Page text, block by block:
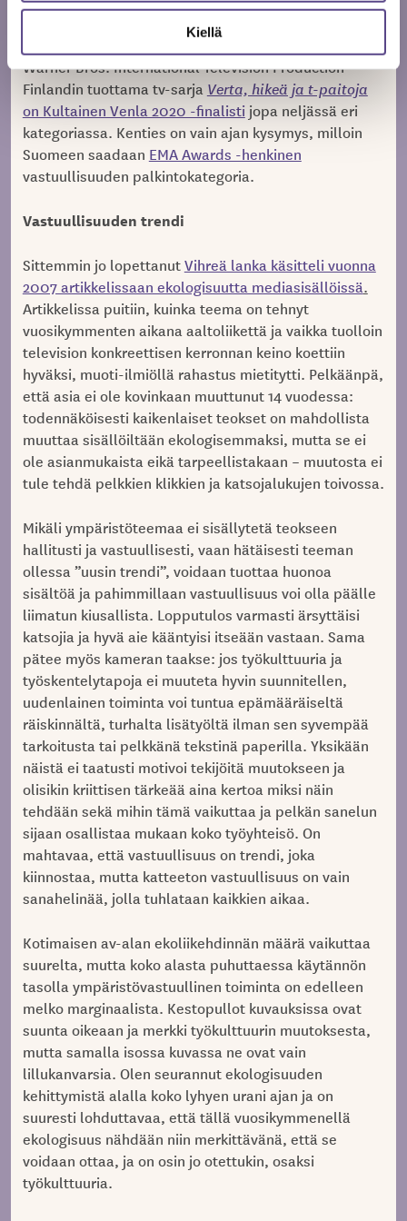
Kiellä
-palkinnon DocPoint IMPACT:lle
vaikuttavuustoiminnan vakiinnuttamisesta Suomeen ja
Warner Bros. International Television Production
Finlandin tuottama tv-sarja Verta, hikeä ja t-paitoja
on Kultainen Venla 2020 -finalisti jopa neljässä eri
kategoriassa. Kenties on vain ajan kysymys, milloin
Suomeen saadaan EMA Awards -henkinen
vastuullisuuden palkintokategoria.
Vastuullisuuden trendi
Sittemmin jo lopettanutVihreä lanka käsitteli vuonna
2007 artikkelissaan ekologisuutta mediasisällöissä.
Artikkelissa puitiin, kuinka teema on tehnyt
vuosikymmenten aikana aaltoliikettä ja vaikka tuolloin
television konkreettisen kerronnan keino koettiin
hyväksi, muoti-ilmiöllä rahastus mietitytti. Pelkäänpä,
että asia ei ole kovinkaan muuttunut 14 vuodessa:
todennäköisesti kaikenlaiset teokset on mahdollista
muuttaa sisällöiltään ekologisemmaksi, mutta se ei
ole asianmukaista eikä tarpeellistakaan – muutosta ei
tule tehdä pelkkien klikkien ja katsojalukujen toivossa.
Mikäli ympäristöteemaa ei sisällytetä teokseen
hallitusti ja vastuullisesti, vaan hätäisesti teeman
ollessa ”uusin trendi”, voidaan tuottaa huonoa
sisältöä ja pahimmillaan vastuullisuus voi olla päälle
liimatun kiusallista. Lopputulos varmasti ärsyttäisi
katsojia ja hyvä aie kääntyisi itseään vastaan. Sama
pätee myös kameran taakse: jos työkulttuuria ja
työskentelytapoja ei muuteta hyvin suunnitellen,
uudenlainen toiminta voi tuntua epämääräiseltä
räiskinnältä, turhalta lisätyöltä ilman sen syvempää
tarkoitusta tai pelkkänä tekstinä paperilla. Yksikään
näistä ei taatusti motivoi tekijöitä muutokseen ja
olisikin kriittisen tärkeää aina kertoa miksi näin
tehdään sekä mihin tämä vaikuttaa ja pelkän sanelun
sijaan osallistaa mukaan koko työyhteisö. On
mahtavaa, että vastuullisuus on trendi, joka
kiinnostaa, mutta katteeton vastuullisuus on vain
sanahelinää, jolla tuhlataan kaikkien aikaa.
Kotimaisen av-alan ekoliikehdinnän määrä vaikuttaa
suurelta, mutta koko alasta puhuttaessa käytännön
tasolla ympäristövastuullinen toiminta on edelleen
melko marginaalista. Kestopullot kuvauksissa ovat
suunta oikeaan ja merkki työkulttuurin muutoksesta,
mutta samalla isossa kuvassa ne ovat vain
lillukanvarsia. Olen seurannut ekologisuuden
kehittymistä alalla koko lyhyen urani ajan ja on
suuresti lohduttavaa, että tällä vuosikymmenellä
ekologisuus nähdään niin merkittävänä, että se
voidaan ottaa, ja on osin jo otettukin, osaksi
työkulttuuria.